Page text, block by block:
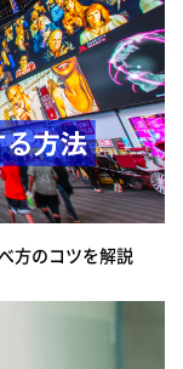
方のコツを解説